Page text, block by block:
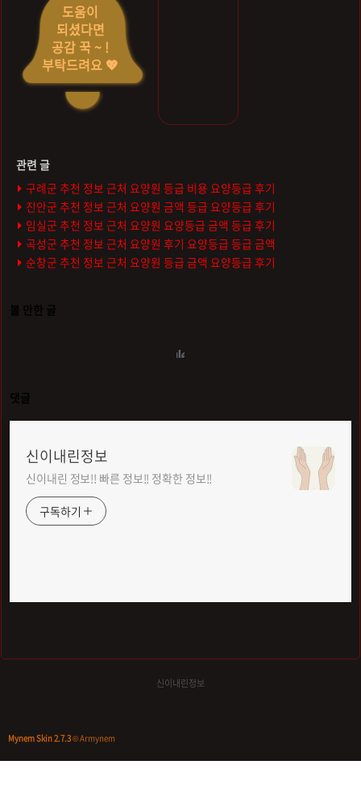
도움이
되셨다면
공감 꾹 ~ !
부탁드려요 💖
구례군 추천 정보 근처 요양원 등급 비용 요양등급 후기
진안군 추천 정보 근처 요양원 금액 등급 요양등급 후기
임실군 추천 정보 근처 요양원 요양등급 금액 등급 후기
곡성군 추천 정보 근처 요양원 후기 요양등급 등급 금액
순창군 추천 정보 근처 요양원 등급 금액 요양등급 후기
볼 만한 글
댓글
신이내린정보
신이내린 정보!! 빠른 정보!! 정확한 정보!!
구독하기
신이내린정보
Mynem Skin 2.7.3© Armynem